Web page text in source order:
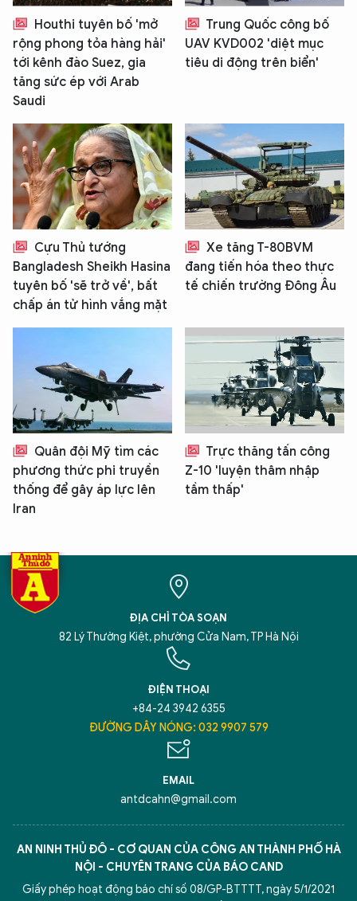
Houthi tuyên bố 'mở
rộng phong tỏa hàng hải'
tới kênh đào Suez, gia
tăng sức ép với Arab
Saudi
Trung Quốc công bố
UAV KVD002 'diệt mục
tiêu di động trên biển'
Cựu Thủ tướng
Bangladesh Sheikh Hasina
tuyên bố 'sẽ trở về', bất
chấp án tử hình vắng mặt
Xe tăng T-80BVM
đang tiến hóa theo thực
tế chiến trường Đông Âu
Quân đội Mỹ tìm các
phương thức phi truyền
thống để gây áp lực lên
Iran
Trực thăng tấn công
Z-10 'luyện thâm nhập
tầm thấp'
ĐỊA CHỈ TÒA SOẠN
82 Lý Thường Kiệt, phường Cửa Nam, TP Hà Nội
ĐIỆN THOẠI
+84-24 3942 6355
ĐƯỜNG DÂY NÓNG: 032 9907 579
EMAIL
antdcahn@gmail.com
AN NINH THỦ ĐÔ - CƠ QUAN CỦA CÔNG AN THÀNH PHỐ HÀ
NỘI - CHUYÊN TRANG CỦA BÁO CAND
Giấy phép hoạt động báo chí số 08/GP-BTTTT, ngày 5/1/2021